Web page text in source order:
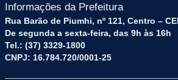
Informações da Prefeitura
Rua Barão de Piumhi, nº 121, Centro –
De segunda a sexta-feira, das 9h às 16h
Tel.: (37) 3329-1800
CNPJ: 16.784.720/0001-25